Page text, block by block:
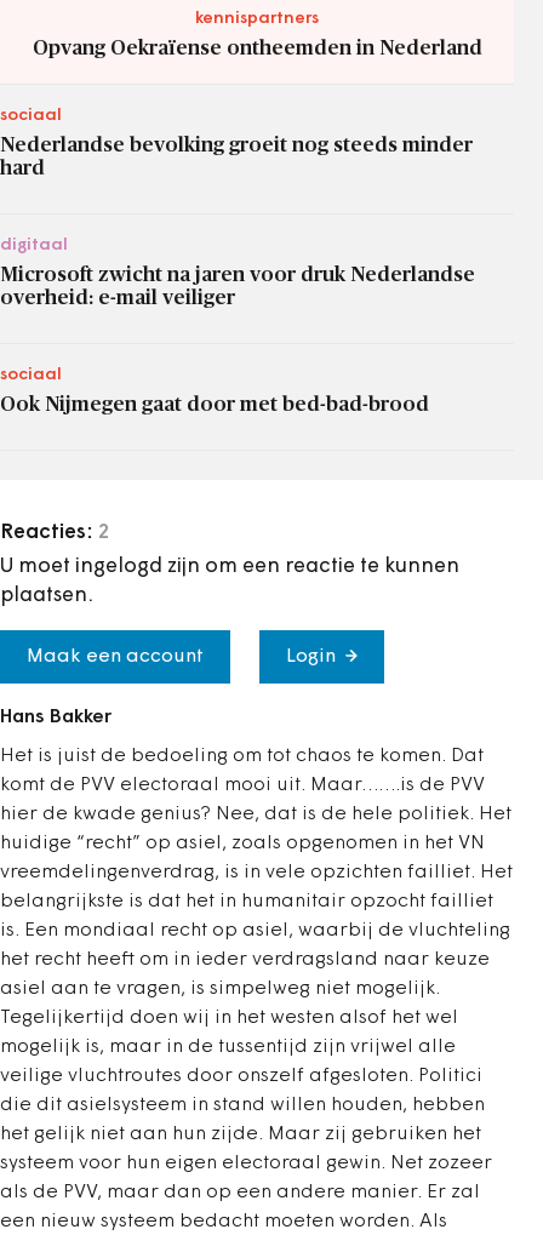
kennispartners
Opvang Oekraïense ontheemden in Nederland
sociaal
Nederlandse bevolking groeit nog steeds minder
hard
digitaal
Microsoft zwicht na jaren voor druk Nederlandse
overheid: e-mail veiliger
sociaal
Ook Nijmegen gaat door met bed-bad-brood
Reacties: 2
U moet ingelogd zijn om een reactie te kunnen
plaatsen.
Maak een account Login
Hans Bakker
Het is juist de bedoeling om tot chaos te komen. Dat
komt de PVV electoraal mooi uit. Maar…….is de PVV
hier de kwade genius? Nee, dat is de hele politiek. Het
huidige “recht” op asiel, zoals opgenomen in het VN
vreemdelingenverdrag, is in vele opzichten failliet. Het
belangrijkste is dat het in humanitair opzocht failliet
is. Een mondiaal recht op asiel, waarbij de vluchteling
het recht heeft om in ieder verdragsland naar keuze
asiel aan te vragen, is simpelweg niet mogelijk.
Tegelijkertijd doen wij in het westen alsof het wel
mogelijk is, maar in de tussentijd zijn vrijwel alle
veilige vluchtroutes door onszelf afgesloten. Politici
die dit asielsysteem in stand willen houden, hebben
het gelijk niet aan hun zijde. Maar zij gebruiken het
systeem voor hun eigen electoraal gewin. Net zozeer
als de PVV, maar dan op een andere manier. Er zal
een nieuw systeem bedacht moeten worden. Als